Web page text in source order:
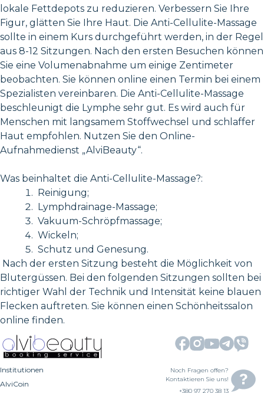
lokale Fettdepots zu reduzieren. Verbessern Sie Ihre
Figur, glätten Sie Ihre Haut. Die Anti-Cellulite-Massage
sollte in einem Kurs durchgeführt werden, in der Regel
aus 8-12 Sitzungen. Nach den ersten Besuchen können
Sie eine Volumenabnahme um einige Zentimeter
beobachten. Sie können online einen Termin bei einem
Spezialisten vereinbaren. Die Anti-Cellulite-Massage
beschleunigt die Lymphe sehr gut. Es wird auch für
Menschen mit langsamem Stoffwechsel und schlaffer
Haut empfohlen. Nutzen Sie den Online-
Aufnahmedienst „AlviBeauty“.
Was beinhaltet die Anti-Cellulite-Massage?:
Reinigung;
Lymphdrainage-Massage;
Vakuum-Schröpfmassage;
Wickeln;
Schutz und Genesung.
Nach der ersten Sitzung besteht die Möglichkeit von
Blutergüssen. Bei den folgenden Sitzungen sollten bei
richtiger Wahl der Technik und Intensität keine blauen
Flecken auftreten. Sie können einen Schönheitssalon
online finden.
Institutionen
AlviCoin
Noch Fragen offen?
Kontaktieren Sie uns!
+380 97 270 38 13